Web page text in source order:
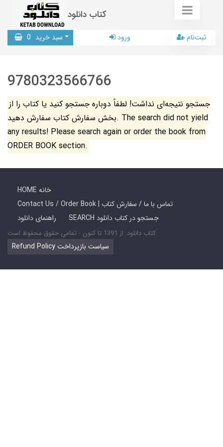
کتاب دانلود
سبد خرید 0 ورود ثبت‌نام
9780323566766
جستجو نتیجه‌ای نداشت! لطفاً دوباره جستجو کنید یا کتاب را از
بخش سفارش کتاب سفارش دهید. The search did not yield
any results! Please search again or order the book from
ORDER BOOK section.
HOME خانه
Contact Us / Order Book | تماس با ما / سفارش کتاب
راهنمای دانلود
SEARCH جستجو در کتاب دانلود
کتاب دانلود: از 1391 تا کنون - تمامی حقوق محفوظ است
Refund Policy سیاست بازپرداخت